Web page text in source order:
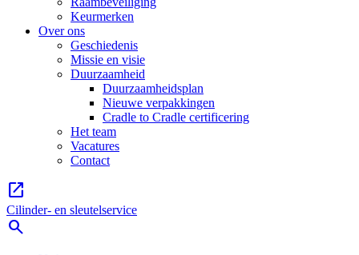
Keurmerken
Over ons
Geschiedenis
Missie en visie
Duurzaamheid
Duurzaamheidsplan
Nieuwe verpakkingen
Cradle to Cradle certificering
Het team
Vacatures
Contact
open_in_new
Cilinder- en sleutelservice
search